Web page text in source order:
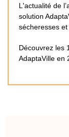
L'actualité de
solution
sécheresses
Découvrez les
AdaptaVille en